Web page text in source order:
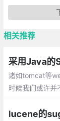
相关推荐
诸如tomcat等
时候我们或许并
lucene的